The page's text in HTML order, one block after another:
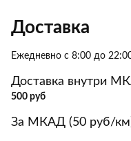
Доставка
Ежедневно с 8:00 до
Доставка внутри
500 руб
За МКАД (50 руб/